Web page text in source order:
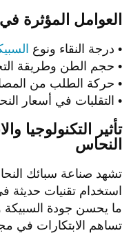
العوامل المؤثرة
• درجة النقاء ونوع
• حجم الطن وطريقة
• حركة الطلب من
• التقلبات في أسعار
تأثير التكنولوجيا
النحاس
تشهد صناعة سبائك
استخدام تقنيات
ما يحسن جودة السبيكة
تساهم الابتكارات في